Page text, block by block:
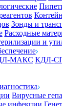
Зонды и
Расходные
и
МАКС КДЛ-
Вирусные
инфекции